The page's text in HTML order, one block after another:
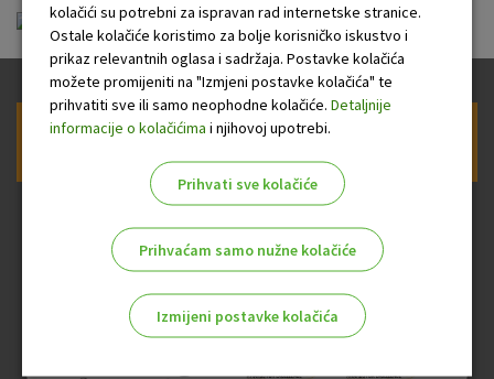
O nama Dnevno financijsko izvješće.pdf
Prijava na newsletter OTP banke
kolačići su potrebni za ispravan rad internetske stranice.
Ostale kolačiće koristimo za bolje korisničko iskustvo i
prikaz relevantnih oglasa i sadržaja. Postavke kolačića
možete promijeniti na "Izmjeni postavke kolačića" te
prihvatiti sve ili samo neophodne kolačiće. Detaljnije
informacije o kolačićima i njihovoj upotrebi.
Prihvati sve kolačiće
Prihvaćam samo nužne kolačiće
Izmijeni postavke kolačića